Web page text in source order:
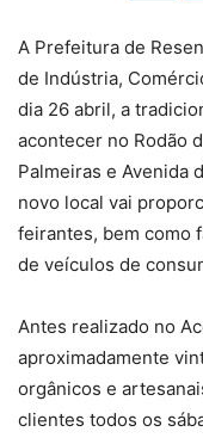
A Prefeitura de
de Indústria,
dia 26 abril, a
acontecer no Rodão
Palmeiras e Avenida
novo local vai
feirantes, bem como
de veículos de
Antes realizado no
aproximadamente
orgânicos e
clientes todos os